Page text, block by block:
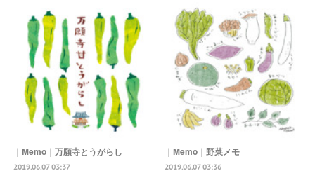
｜Memo｜万願寺とうがらし
2019.06.07 03:37
｜Memo｜野菜メモ
2019.06.07 03:36